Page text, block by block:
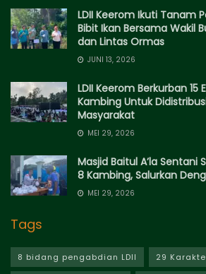
LDII Keerom Ikuti Tanam
Bibit Ikan Bersama Wakil
dan Lintas Ormas
JUNI 13, 2026
LDII Keerom Berkurban 15
Kambing Untuk
Masyarakat
MEI 29, 2026
Masjid Baitul A’la Sentani
8 Kambing, Salurkan
MEI 29, 2026
Tags
8 bidang pengabdian LDII 29